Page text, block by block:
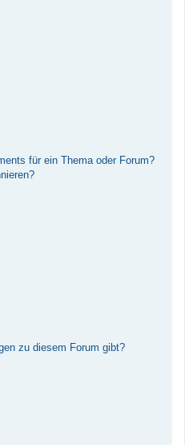
für ein Thema oder Forum?
zu diesem Forum gibt?